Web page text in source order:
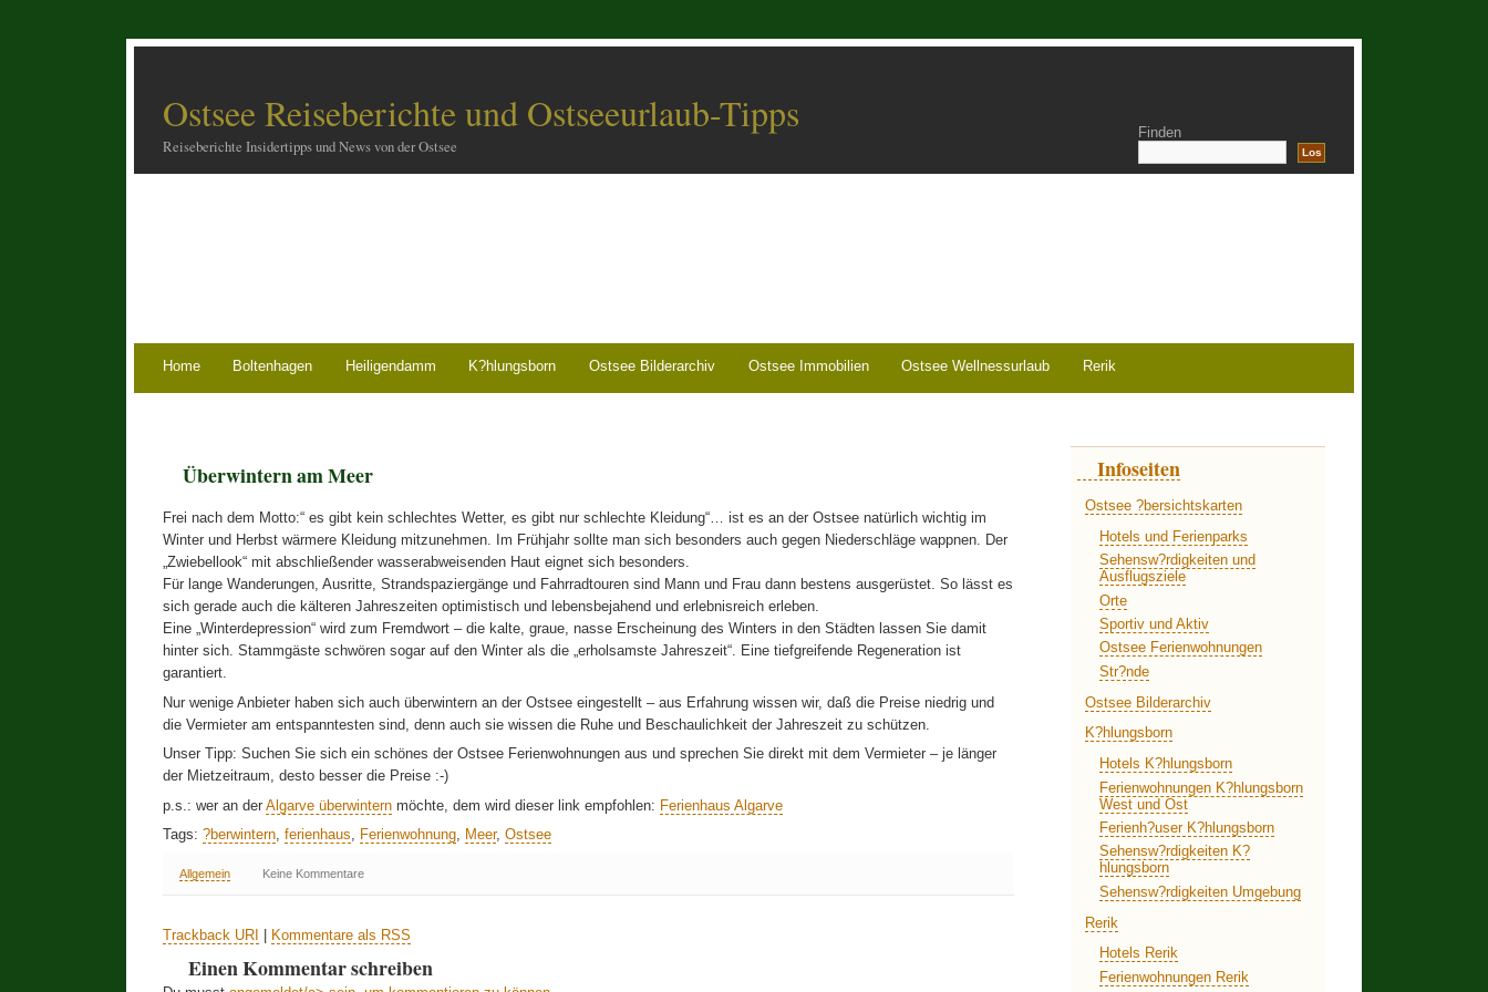
Ostsee Reiseberichte und Ostseeurlaub-Tipps
Reiseberichte Insidertipps und News von der Ostsee
Finden
Home Boltenhagen Heiligendamm K?hlungsborn Ostsee Bilderarchiv Ostsee Immobilien Ostsee Wellnessurlaub Rerik
Überwintern am Meer
Frei nach dem Motto:“ es gibt kein schlechtes Wetter, es gibt nur schlechte Kleidung“… ist es an der Ostsee natürlich wichtig im
Winter und Herbst wärmere Kleidung mitzunehmen. Im Frühjahr sollte man sich besonders auch gegen Niederschläge wappnen. Der
„Zwiebellook“ mit abschließender wasserabweisenden Haut eignet sich besonders.
Für lange Wanderungen, Ausritte, Strandspaziergänge und Fahrradtouren sind Mann und Frau dann bestens ausgerüstet. So lässt es
sich gerade auch die kälteren Jahreszeiten optimistisch und lebensbejahend und erlebnisreich erleben.
Eine „Winterdepression“ wird zum Fremdwort – die kalte, graue, nasse Erscheinung des Winters in den Städten lassen Sie damit
hinter sich. Stammgäste schwören sogar auf den Winter als die „erholsamste Jahreszeit“. Eine tiefgreifende Regeneration ist
garantiert.
Nur wenige Anbieter haben sich auch überwintern an der Ostsee eingestellt – aus Erfahrung wissen wir, daß die Preise niedrig und
die Vermieter am entspanntesten sind, denn auch sie wissen die Ruhe und Beschaulichkeit der Jahreszeit zu schützen.
Unser Tipp: Suchen Sie sich ein schönes der Ostsee Ferienwohnungen aus und sprechen Sie direkt mit dem Vermieter – je länger
der Mietzeitraum, desto besser die Preise :-)
p.s.: wer an der Algarve überwinternmöchte, dem wird dieser link empfohlen: Ferienhaus Algarve
Tags: ?berwintern, ferienhaus Ferienwohnung, Meer, Ostsee
Allgemein Keine Kommentare
Trackback URI | Kommentare als RSS
Einen Kommentar schreiben
Infoseiten
Ostsee ?bersichtskarten
Hotels und Ferienparks
Sehensw?rdigkeiten und
Ausflugsziele
Orte
Sportiv und Aktiv
Ostsee Ferienwohnungen
Str?nde
Ostsee Bilderarchiv
K?hlungsborn
Hotels K?hlungsborn
Ferienwohnungen K?hlungsborn
West und Ost
Ferienh?user K?hlungsborn
Sehensw?rdigkeiten K?
hlungsborn
Sehensw?rdigkeiten Umgebung
Rerik
Hotels Rerik
Ferienwohnungen Rerik